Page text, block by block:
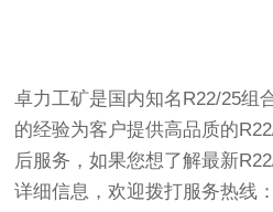
卓力工矿是国内知名R22/25组
的经验为客户提供高品质的
后服务，如果您想了解最新
详细信息，欢迎拨打服务热线